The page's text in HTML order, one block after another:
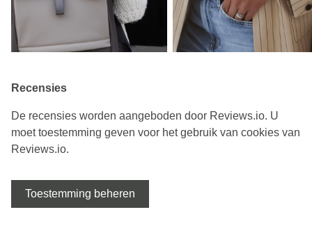
Recensies
De recensies worden aangeboden door Reviews.io. U
moet toestemming geven voor het gebruik van cookies van
Reviews.io.
Toestemming beheren